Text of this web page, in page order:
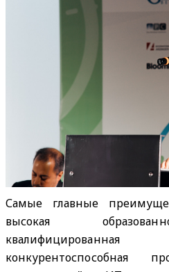
Самые главные
высокая
конкурентоспособная